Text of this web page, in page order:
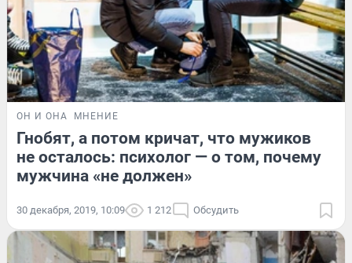
ОН И ОНА МНЕНИЕ
Гнобят, а потом кричат, что мужиков
не осталось: психолог — о том, почему
мужчина «не должен»
30 декабря, 2019, 10:09 1 212 Обсудить